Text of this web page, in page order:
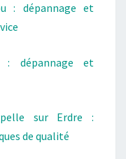
: dépannage et
: dépannage et
sur Erdre :
de qualité